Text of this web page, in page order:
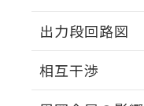
出力段回路図
相互干渉